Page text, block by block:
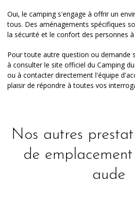
Oui, le camping s'engage à offrir un
tous. Des aménagements spécifiques
la sécurité et le confort des personnes
Pour toute autre question ou demande
à consulter le site officiel du Camping
ou à contacter directement l'équipe
plaisir de répondre à toutes vos
Nos autres
de
aude